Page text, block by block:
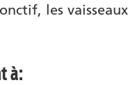
les vaisseaux
à: